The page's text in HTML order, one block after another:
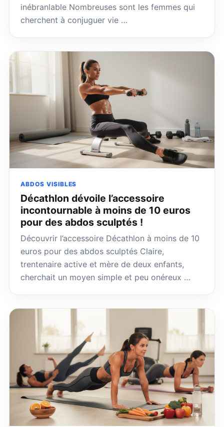
inébranlable Nombreuses sont les femmes qui
cherchent à conjuguer vie …
ABDOS VISIBLES
Décathlon dévoile l’accessoire
incontournable à moins de 10 euros
pour des abdos sculptés !
Découvrir l’accessoire Décathlon à moins de 10
euros pour des abdos sculptés Claire,
trentenaire active et mère de deux enfants,
cherchait un moyen simple et peu onéreux …